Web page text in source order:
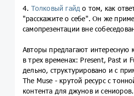
4. Толковый гайд о том, как
"расскажите о себе". Он же
самопрезентации вне
Авторы предлагают интересную
в трех временах: Present, Past и
дельно, структурировано и с
The Muse - крутой ресурс с
контента для джунов и сениоров.